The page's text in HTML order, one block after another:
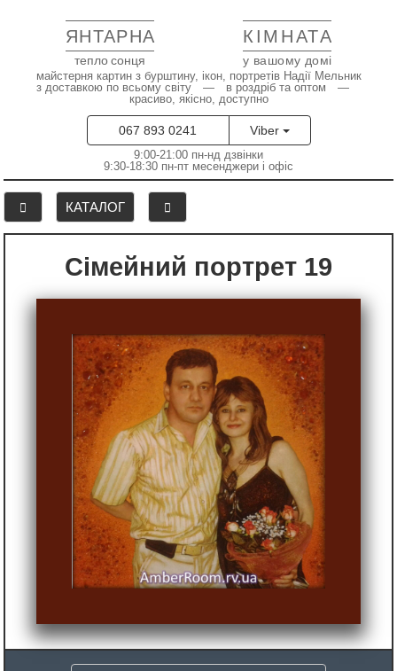
ЯНТАРНА КІМНАТА
тепло сонця у вашому домі
майстерня картин з бурштину, ікон, портретів Надії Мельник
з доставкою по всьому світу — в роздріб та оптом —
красиво, якісно, доступно
067 893 0241 Viber
9:00-21:00 пн-нд дзвінки
9:30-18:30 пн-пт месенджери і офіс
КАТАЛОГ
Сімейний портрет 19